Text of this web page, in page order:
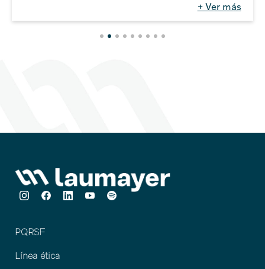
En una era donde la conectividad rápida y confiable
es esencial para empresas y organizaciones de todo
productos de Categoría 6 que supera las expectativas
+ Ver más
PQRSF
Línea ética